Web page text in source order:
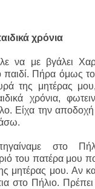
χρόνια
να με βγάλει
παιδί. Πήρα όμως το
της μητέρας
χρόνια,
Είχα την
στο
του πατέρα μου
μητέρας μου. Αν
στο Πήλιο.